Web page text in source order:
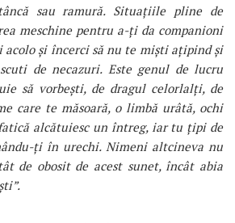
sau ramură. Situațiile pline de
meschine pentru a-ți da companioni
acolo și încerci să nu te miști ațipind și
de necazuri. Este genul de lucru
să vorbești, de dragul celorlalți, de
care te măsoară, o limbă urâtă, ochi
alcătuiesc un întreg, iar tu țipi de
ți în urechi. Nimeni altcineva nu
de obosit de acest sunet, încât abia